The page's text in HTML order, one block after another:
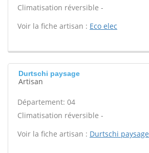
Climatisation réversible -
Voir la fiche artisan : Eco elec
Durtschi paysage
Artisan
Département: 04
Climatisation réversible -
Voir la fiche artisan : Durtschi paysage